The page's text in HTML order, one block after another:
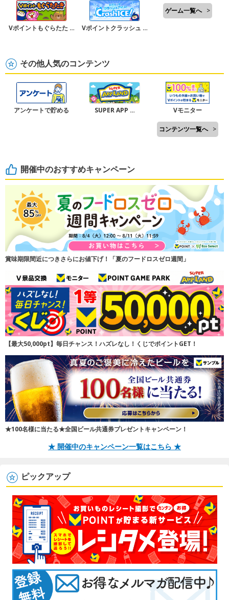
Vポイントもぐらたた … Vポイントクラッシュ …
ゲーム一覧へ >
その他人気のコンテンツ
アンケートで貯める SUPER APP … Vモニター
コンテンツ一覧へ >
開催中のおすすめキャンペーン
賞味期限間近につきさらにお値下げ！「夏のフードロスゼロ週間」
【最大50,000pt】毎日チャンス！ハズレなし！くじでポイントGET！
★100名様に当たる★全国ビール共通券プレゼントキャンペーン！
★ 開催中のキャンペーン一覧はこちら ★
ピックアップ